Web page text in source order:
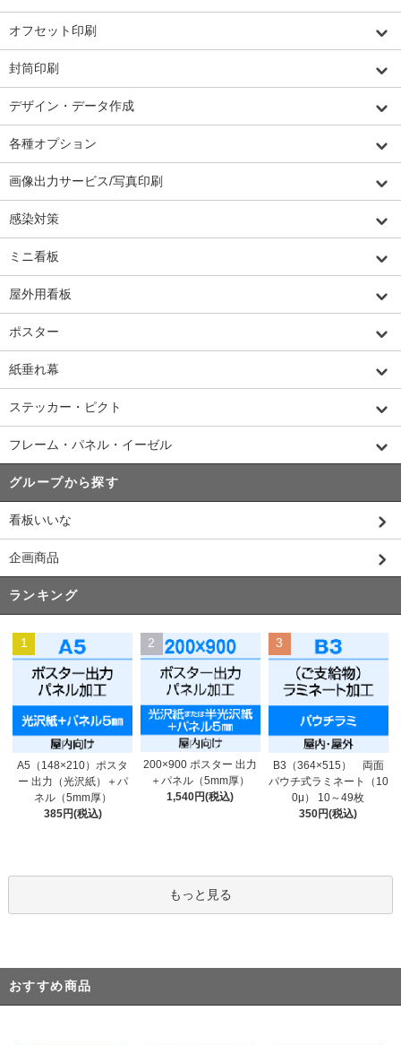
オフセット印刷
封筒印刷
デザイン・データ作成
各種オプション
画像出力サービス/写真印刷
感染対策
ミニ看板
屋外用看板
ポスター
紙垂れ幕
ステッカー・ピクト
フレーム・パネル・イーゼル
グループから探す
看板いいな
企画商品
ランキング
1
A5（148×210）ポスタ
ー 出力（光沢紙）＋パ
ネル（5mm厚）
385円(税込)
2
200×900 ポスター 出力
＋パネル（5mm厚）
1,540円(税込)
3
B3（364×515） 両面
パウチ式ラミネート（10
0μ） 10～49枚
350円(税込)
もっと見る
おすすめ商品